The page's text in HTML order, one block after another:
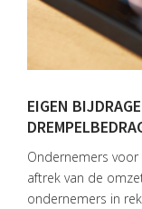
HOME
OVER
VISIE
EIGEN
Ondernemers
aftrek van de
ondernemers in